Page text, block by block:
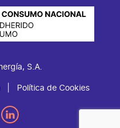
S.A.
Política de Cookies